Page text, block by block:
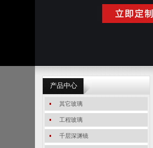
产品中心
其它玻璃
工程玻璃
千层深渊镜